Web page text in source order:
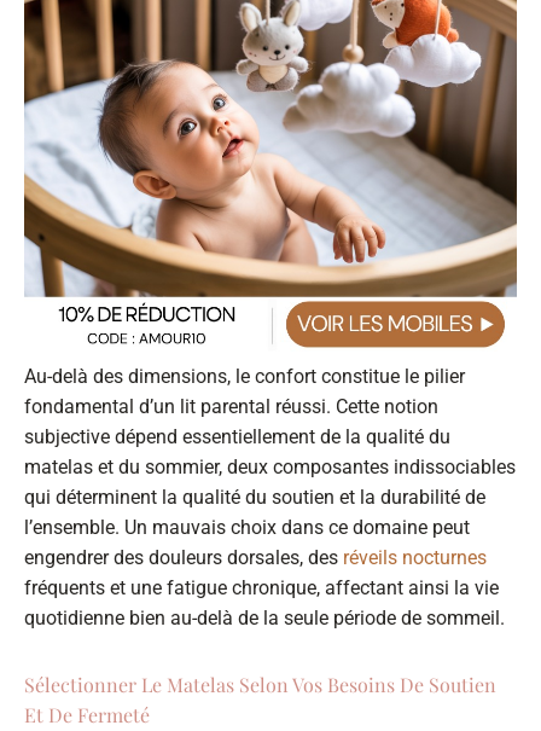
Au-delà des dimensions, le confort constitue le pilier
fondamental d’un lit parental réussi. Cette notion
subjective dépend essentiellement de la qualité du
matelas et du sommier, deux composantes indissociables
qui déterminent la qualité du soutien et la durabilité de
l’ensemble. Un mauvais choix dans ce domaine peut
engendrer des douleurs dorsales, des réveils nocturnes
fréquents et une fatigue chronique, affectant ainsi la vie
quotidienne bien au-delà de la seule période de sommeil.
Sélectionner Le Matelas Selon Vos Besoins De Soutien
Et De Fermeté